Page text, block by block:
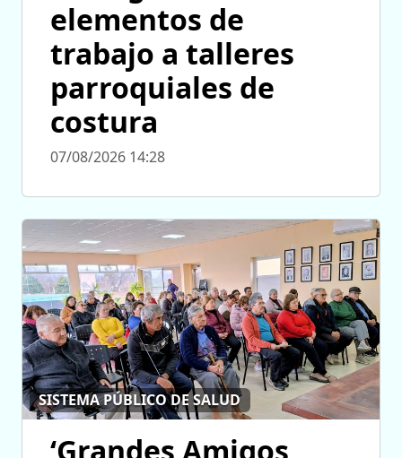
elementos de
trabajo a talleres
parroquiales de
costura
07/08/2026 14:28
SISTEMA PÚBLICO DE SALUD
‘Grandes Amigos